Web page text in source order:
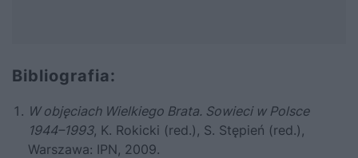
Bibliografia:
W objęciach Wielkiego Brata. Sowieci w Polsce
1944–1993, K. Rokicki (red.), S. Stępień (red.),
Warszawa: IPN, 2009.